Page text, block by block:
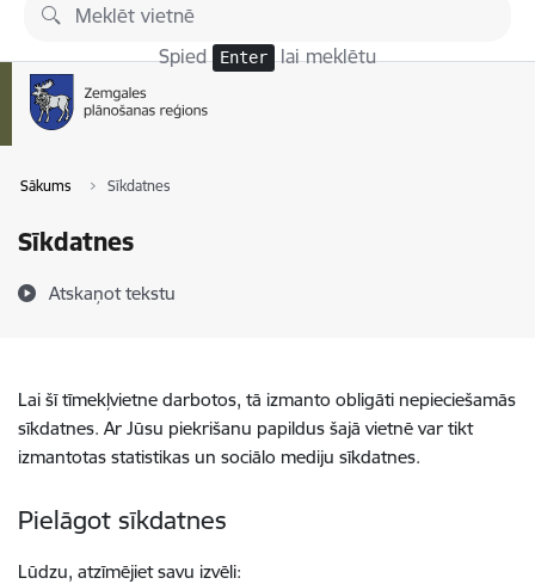
Pāriet uz lapas saturu
Spied Enter lai meklētu
Sākums Sīkdatnes
Sīkdatnes
Atskaņot tekstu
Lai šī tīmekļvietne darbotos, tā izmanto obligāti nepieciešamās
sīkdatnes. Ar Jūsu piekrišanu papildus šajā vietnē var tikt
izmantotas statistikas un sociālo mediju sīkdatnes.
Pielāgot sīkdatnes
Lūdzu, atzīmējiet savu izvēli: